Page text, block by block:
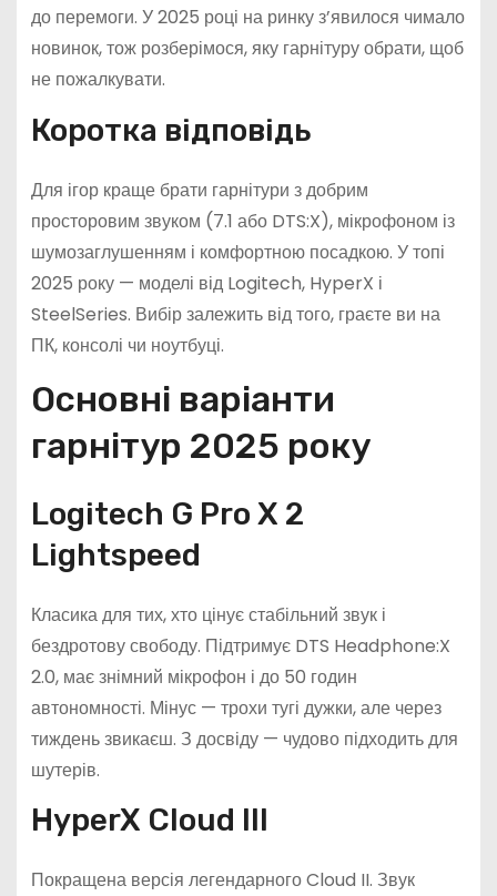
до перемоги. У 2025 році на ринку з’явилося чимало
новинок, тож розберімося, яку гарнітуру обрати, щоб
не пожалкувати.
Коротка відповідь
Для ігор краще брати гарнітури з добрим
просторовим звуком (7.1 або DTS:X), мікрофоном із
шумозаглушенням і комфортною посадкою. У топі
2025 року — моделі від Logitech, HyperX і
SteelSeries. Вибір залежить від того, граєте ви на
ПК, консолі чи ноутбуці.
Основні варіанти
гарнітур 2025 року
Logitech G Pro X 2
Lightspeed
Класика для тих, хто цінує стабільний звук і
бездротову свободу. Підтримує DTS Headphone:X
2.0, має знімний мікрофон і до 50 годин
автономності. Мінус — трохи тугі дужки, але через
тиждень звикаєш. З досвіду — чудово підходить для
шутерів.
HyperX Cloud III
Покращена версія легендарного Cloud II. Звук